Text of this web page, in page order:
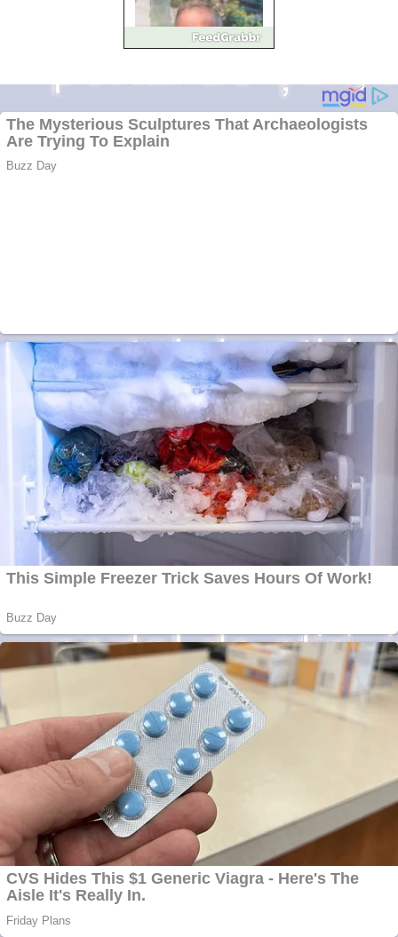
trecut la Domnul
Covid-19: 755 de
cazuri noi în
România
Răcitor de apă
CW5000 pentru
freze cu laser fără
metale
Răcitor de apă
CW5000 pentru
freze cu laser fără
metale
Cutit cositoare
KUHN